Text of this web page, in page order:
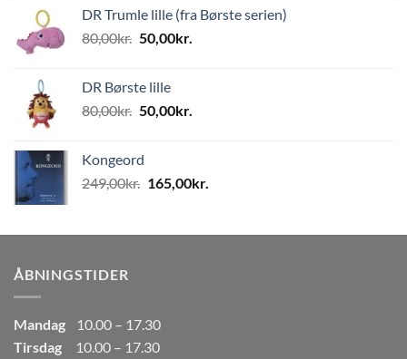
var:
499,00kr..
er:
DR Trumle lille (fra Børste serien)
80,00kr. Den
var:
80,00kr..
50,00kr.
50,00kr..
DR Børste lille
80,00kr. Den
var:
80,00kr..
50,00kr.
50,00kr..
Kongeord
249,00kr. Den
var:
165,00kr.
er:
ÅBNINGSTIDER
Mandag
10.00 – 17.30
Tirsdag
10.00 – 17.30